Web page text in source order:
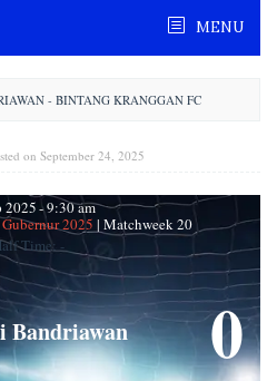
MENU
- BINTANG KRANGGAN FC
on September 24, 2025
2025-9:30 am
2025 | Matchweek 20
Time: -
Bandriawan 0